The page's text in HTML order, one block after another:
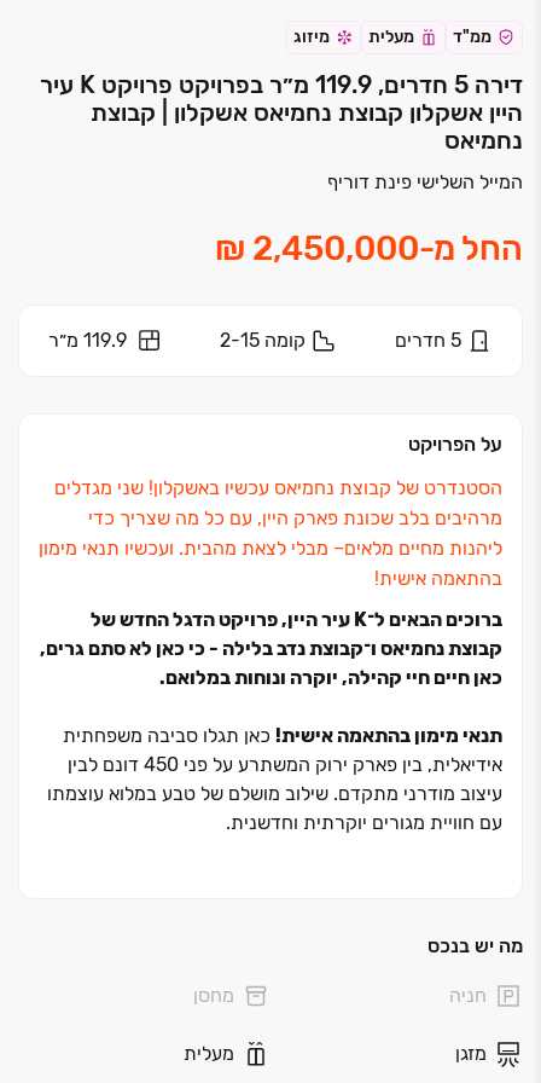
ממ"ד מעלית מיזוג
דירה 5 חדרים, 119.9 מ״ר בפרויקט פרויקט K עיר
היין אשקלון קבוצת נחמיאס אשקלון | קבוצת
נחמיאס
המייל השלישי פינת דוריף
החל מ-
5 חדרים קומה 2-15 119.9 מ״ר
על הפרויקט
הסטנדרט של קבוצת נחמיאס עכשיו באשקלון! שני מגדלים
מרהיבים בלב שכונת פארק היין, עם כל מה שצריך כדי
ליהנות מחיים מלאים‏– מבלי לצאת מהבית. ועכשיו תנאי מימון
בהתאמה אישית!
ברוכים הבאים ל־K עיר היין, פרויקט הדגל החדש של
קבוצת נחמיאס ו־קבוצת נדב בלילה - כי כאן לא סתם גרים,
כאן חיים חיי קהילה, יוקרה ונוחות במלואם.
תנאי מימון בהתאמה אישית! כאן תגלו סביבה משפחתית
אידיאלית, בין פארק ירוק המשתרע על פני ‏450 דונם לבין
עיצוב מודרני מתקדם. שילוב מושלם של טבע במלוא עוצמתו
עם חוויית מגורים יוקרתית וחדשנית.
פרטית. כל הדירות נהנות ממרפסות נוף פנורמיות אל
מה יש בנכס
חניה מחסן
מזגן מעלית